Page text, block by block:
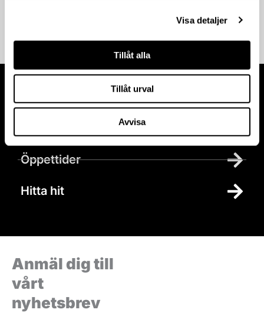
Visa detaljer
Tillåt alla
Tillåt urval
Avvisa
Besök oss
Öppettider
Hitta hit
Anmäl dig till
vårt
nyhetsbrev